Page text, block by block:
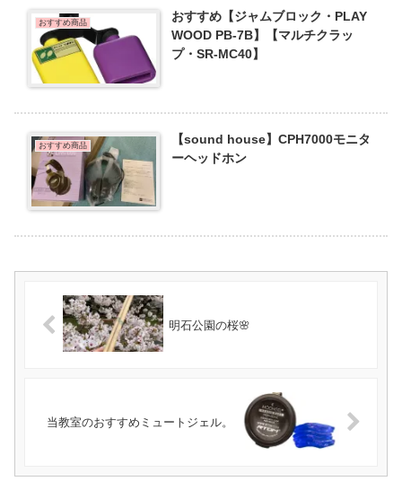
おすすめ商品
おすすめ【ジャムブロック・PLAY
WOOD PB-7B】【マルチクラッ
プ・SR-MC40】
おすすめ商品
【sound house】CPH7000モニタ
ーヘッドホン
明石公園の桜🌸
当教室のおすすめミュートジェル。